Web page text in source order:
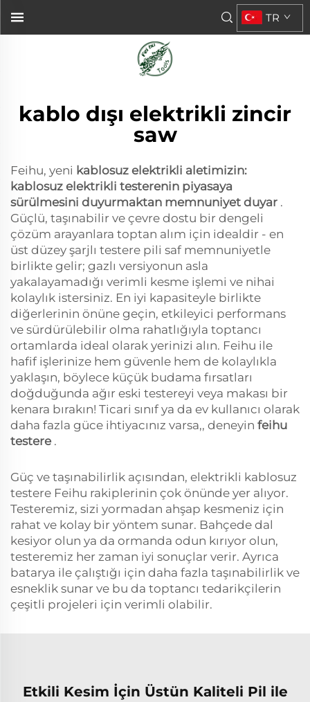
TR
kablo dışı elektrikli zincir
saw
Feihu, yeni kablosuz elektrikli aletimizin:
kablosuz elektrikli testerenin piyasaya
sürülmesini duyurmaktan memnuniyet duyar .
Güçlü, taşınabilir ve çevre dostu bir dengeli
çözüm arayanlara toptan alım için idealdir - en
üst düzey şarjlı testere pili saf memnuniyetle
birlikte gelir; gazlı versiyonun asla
yakalayamadığı verimli kesme işlemi ve nihai
kolaylık istersiniz. En iyi kapasiteyle birlikte
diğerlerinin önüne geçin, etkileyici performans
ve sürdürülebilir olma rahatlığıyla toptancı
ortamlarda ideal olarak yerinizi alın. Feihu ile
hafif işlerinize hem güvenle hem de kolaylıkla
yaklaşın, böylece küçük budama fırsatları
doğduğunda ağır eski testereyi veya makası bir
kenara bırakın! Ticari sınıf ya da ev kullanıcı olarak
daha fazla güce ihtiyacınız varsa,, deneyin feihu
testere .
Güç ve taşınabilirlik açısından, elektrikli kablosuz
testere Feihu rakiplerinin çok önünde yer alıyor.
Testeremiz, sizi yormadan ahşap kesmeniz için
rahat ve kolay bir yöntem sunar. Bahçede dal
kesiyor olun ya da ormanda odun kırıyor olun,
testeremiz her zaman iyi sonuçlar verir. Ayrıca
batarya ile çalıştığı için daha fazla taşınabilirlik ve
esneklik sunar ve bu da toptancı tedarikçilerin
çeşitli projeleri için verimli olabilir.
Etkili Kesim İçin Üstün Kaliteli Pil ile